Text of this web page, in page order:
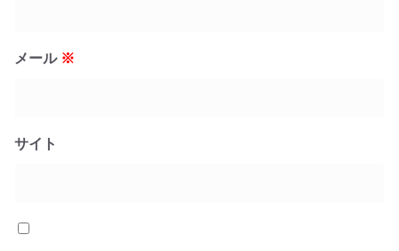
メール ※
サイト